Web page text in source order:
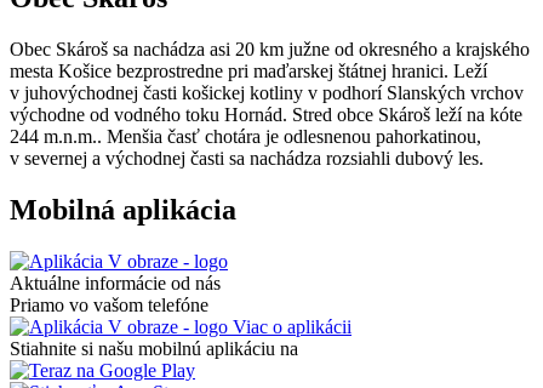
Obec Skároš sa nachádza asi 20 km južne od okresného a krajského
mesta Košice bezprostredne pri maďarskej štátnej hranici. Leží
v juhovýchodnej časti košickej kotliny v podhorí Slanských vrchov
východne od vodného toku Hornád. Stred obce Skároš leží na kóte
244 m.n.m.. Menšia časť chotára je odlesnenou pahorkatinou,
v severnej a východnej časti sa nachádza rozsiahli dubový les.
Mobilná aplikácia
Aktuálne informácie od nás
Priamo vo vašom telefóne
Viac o aplikácii
Stiahnite si našu mobilnú aplikáciu na